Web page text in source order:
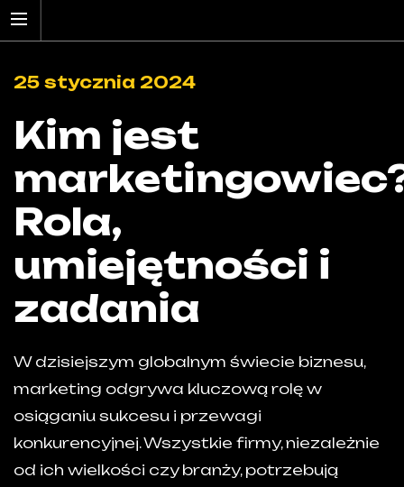
25 stycznia 2024
Kim jest
Rola,
umiejętności i
zadania
W dzisiejszym globalnym świecie biznesu,
marketing odgrywa kluczową rolę w
osiąganiu sukcesu i przewagi
konkurencyjnej. Wszystkie firmy, niezależnie
od ich wielkości czy branży, potrzebują